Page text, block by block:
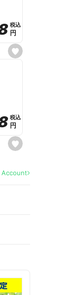
e
s
e
e
税込
税込
円
円
s
e
a
税込
税込
円
円